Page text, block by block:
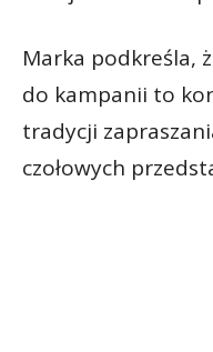
Marka podkreśla,
do kampanii to
tradycji
czołowych